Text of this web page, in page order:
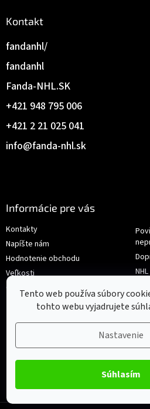
Tento web používa súbory
tohto webu vyjadrujete
Nastavenie
Súhlasím
Kontakt
info@fanda-nhl.sk
+421 2 21 025 041
+421 948 795 006
Fanda-NHL.SK
fandanhl
fandanhl/
Informácie pre vás
Kontakty
Napíšte nám
Hodnotenie obchodu
Veľkosti
Obchodné podmienky